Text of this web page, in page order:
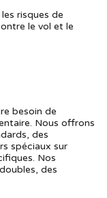
risques de
le vol et le
besoin de
Nous offrons
des
spéciaux sur
Nos
des